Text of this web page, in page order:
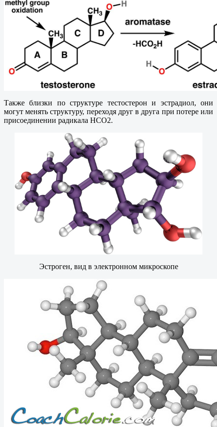
Также близки по структуре тестостерон и эстрадиол, они
могут менять структуру, переходя друг в друга при потере или
присоединении радикала НСО2.
Эстроген, вид в электронном микроскопе